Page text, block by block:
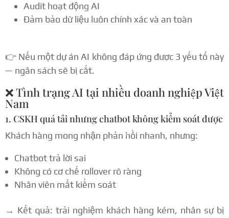
Audit hoạt động AI
Đảm bảo dữ liệu luôn chính xác và an toàn
👉 Nếu một dự án AI không đáp ứng được 3 yếu tố này
— ngân sách sẽ bị cắt.
❌ Tình trạng AI tại nhiều doanh nghiệp Việt
Nam
1. CSKH quá tải nhưng chatbot không kiểm soát được
Khách hàng mong nhận phản hồi nhanh, nhưng:
Chatbot trả lời sai
Không có cơ chế rollover rõ ràng
Nhân viên mất kiểm soát
→ Kết quả: trải nghiệm khách hàng kém, nhân sự bị